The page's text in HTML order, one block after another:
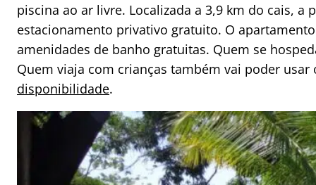
piscina ao ar livre. Localizada a 3,9 km do cais,
estacionamento privativo gratuito. O
amenidades de banho gratuitas. Quem se
Quem viaja com crianças também vai poder
disponibilidade.